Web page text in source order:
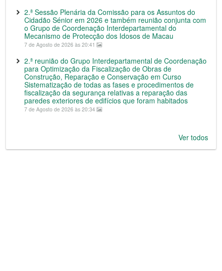
2.ª Sessão Plenária da Comissão para os Assuntos do
Cidadão Sénior em 2026 e também reunião conjunta com
o Grupo de Coordenação Interdepartamental do
Mecanismo de Protecção dos Idosos de Macau
7 de Agosto de 2026 às 20:41
2.ª reunião do Grupo Interdepartamental de Coordenação
para Optimização da Fiscalização de Obras de
Construção, Reparação e Conservação em Curso
Sistematização de todas as fases e procedimentos de
fiscalização da segurança relativas a reparação das
paredes exteriores de edifícios que foram habitados
7 de Agosto de 2026 às 20:34
Ver todos